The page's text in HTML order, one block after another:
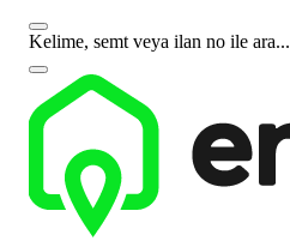
Kelime, semt veya ilan no ile ara...